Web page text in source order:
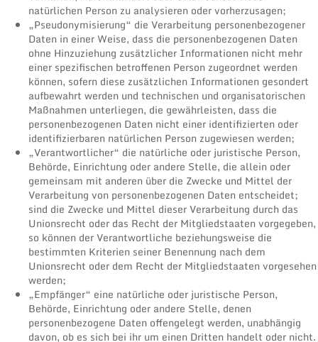
natürlichen Person zu analysieren oder vorherzusagen;
„Pseudonymisierung“ die Verarbeitung personenbezogener
Daten in einer Weise, dass die personenbezogenen Daten
ohne Hinzuziehung zusätzlicher Informationen nicht mehr
einer spezifischen betroffenen Person zugeordnet werden
können, sofern diese zusätzlichen Informationen gesondert
aufbewahrt werden und technischen und organisatorischen
Maßnahmen unterliegen, die gewährleisten, dass die
personenbezogenen Daten nicht einer identifizierten oder
identifizierbaren natürlichen Person zugewiesen werden;
„Verantwortlicher“ die natürliche oder juristische Person,
Behörde, Einrichtung oder andere Stelle, die allein oder
gemeinsam mit anderen über die Zwecke und Mittel der
Verarbeitung von personenbezogenen Daten entscheidet;
sind die Zwecke und Mittel dieser Verarbeitung durch das
Unionsrecht oder das Recht der Mitgliedstaaten vorgegeben,
so können der Verantwortliche beziehungsweise die
bestimmten Kriterien seiner Benennung nach dem
Unionsrecht oder dem Recht der Mitgliedstaaten vorgesehen
werden;
„Empfänger“ eine natürliche oder juristische Person,
Behörde, Einrichtung oder andere Stelle, denen
personenbezogene Daten offengelegt werden, unabhängig
davon, ob es sich bei ihr um einen Dritten handelt oder nicht.